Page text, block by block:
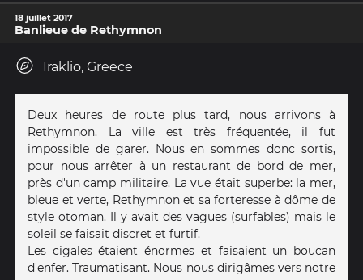
18 juillet 2017
Banlieue de Rethymnon
Iraklio, Greece
Deux heures de route plus tard, nous arrivons à
Rethymnon. La ville est très fréquentée, il fut
impossible de garer. Nous en sommes donc sortis,
pour nous arrêter à un restaurant de bord de mer,
près d'un camp militaire. La vue était superbe: la mer,
bleue et verte, Rethymnon et sa forteresse à dôme de
style otoman. Il y avait des vagues (surfables) mais le
soleil se faisait discret et furtif.
Les cigales étaient énormes et faisaient un boucan
d'enfer. Traumatisant. Nous nous dirigâmes vers notre